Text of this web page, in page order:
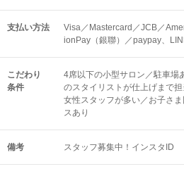
支払い方法
Visa／Mastercard／JCB／
ionPay（銀聯）／paypay、
こだわり
条件
4席以下の小型サロン／駐車場
のスタイリストが仕上げまで
女性スタッフが多い／お子さ
スあり
備考 スタッフ募集中！インスタID